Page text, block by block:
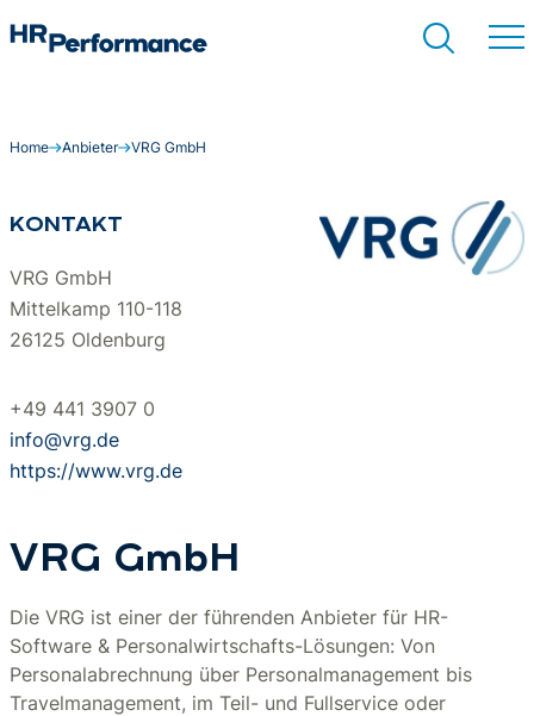
Home Anbieter VRG GmbH
VRG GmbH
Die VRG ist einer der führenden Anbieter für HR-
Software & Personalwirtschafts-Lösungen: Von
Personalabrechnung über Personalmanagement bis
Travelmanagement, im Teil- und Fullservice oder
KONTAKT
VRG GmbH
Mittelkamp 110-118
26125 Oldenburg
+49 441 3907 0
info@vrg.de
https://www.vrg.de